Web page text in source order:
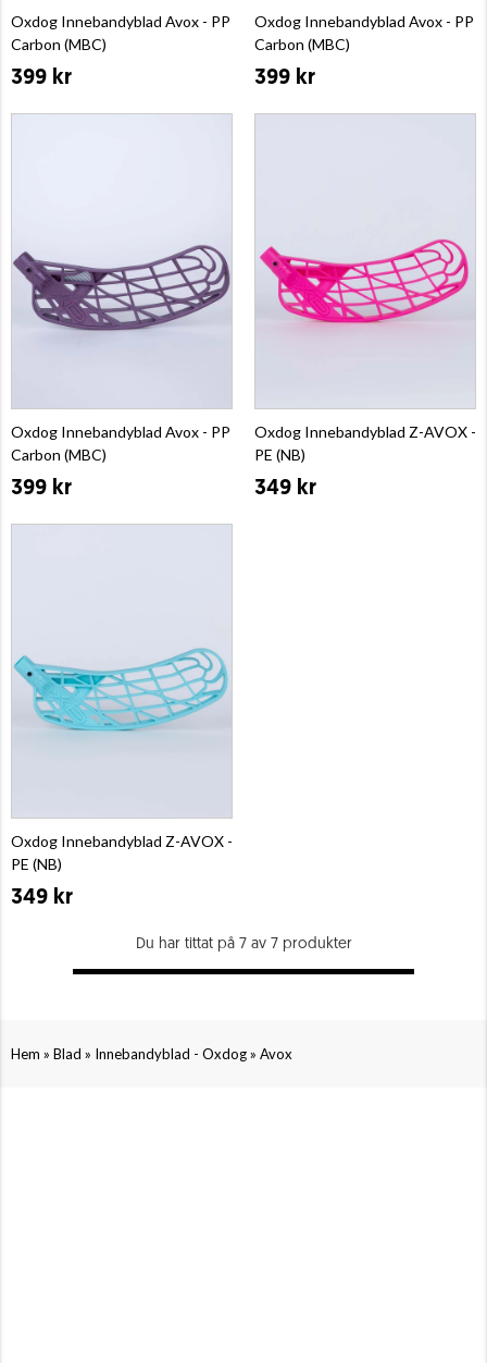
Oxdog Innebandyblad Avox - PP
Carbon (MBC)
399 kr
Oxdog Innebandyblad Avox - PP
Carbon (MBC)
399 kr
Oxdog Innebandyblad Avox - PP
Carbon (MBC)
399 kr
Oxdog Innebandyblad Z-AVOX -
PE (NB)
349 kr
Oxdog Innebandyblad Z-AVOX -
PE (NB)
349 kr
Du har tittat på 7 av 7 produkter
Hem » Blad » Innebandyblad - Oxdog» Avox